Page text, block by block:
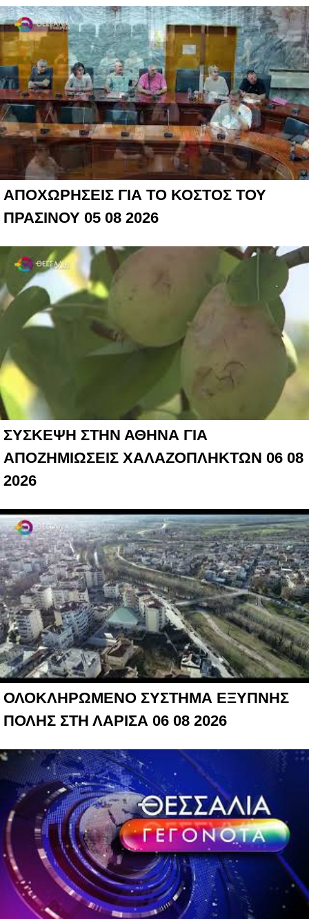
ΑΠΟΧΩΡΗΣΕΙΣ ΓΙΑ ΤΟ ΚΟΣΤΟΣ ΤΟΥ
ΠΡΑΣΙΝΟΥ 05 08 2026
ΣΥΣΚΕΨΗ ΣΤΗΝ ΑΘΗΝΑ ΓΙΑ
ΑΠΟΖΗΜΙΩΣΕΙΣ ΧΑΛΑΖΟΠΛΗΚΤΩΝ 06 08
2026
ΟΛΟΚΛΗΡΩΜΕΝΟ ΣΥΣΤΗΜΑ ΕΞΥΠΝΗΣ
ΠΟΛΗΣ ΣΤΗ ΛΑΡΙΣΑ 06 08 2026